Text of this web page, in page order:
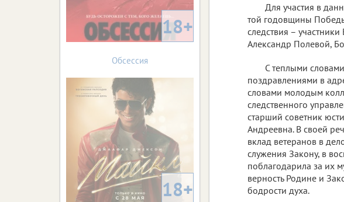
Для участия в
той годовщины
следствия –
Александр Полевой,
С теплыми
поздравлениями в
словами молодым
следственного
старший советник
Андреевна. В своей
вклад ветеранов в
служения Закону, в
поблагодарила за их
верность Родине и
бодрости духа.
18+
Обсессия
18+